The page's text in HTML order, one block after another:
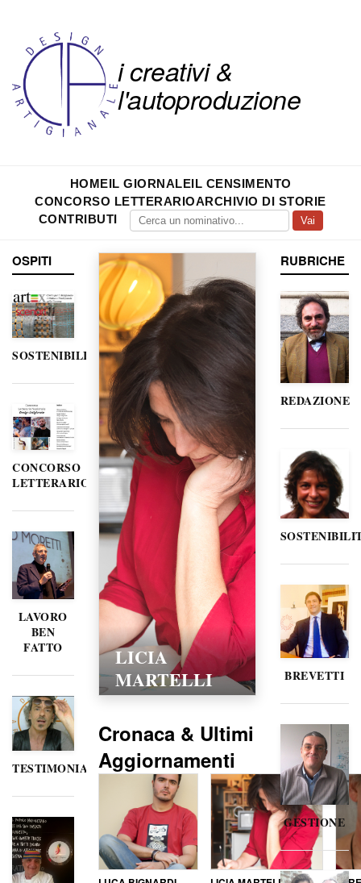
i creativi &
l'autoproduzione
HOMEIL GIORNALEIL CENSIMENTO
CONCORSO LETTERARIOARCHIVIO DI STORIE
CONTRIBUTI
Vai
OSPITI
SOSTENIBILITÀ
CONCORSO
LETTERARIO
LAVORO
BEN
FATTO
TESTIMONIANZE
LICIA
MARTELLI
Cronaca & Ultimi
Aggiornamenti
RUBRICHE
REDAZIONE
BREVETTI
GESTIONE